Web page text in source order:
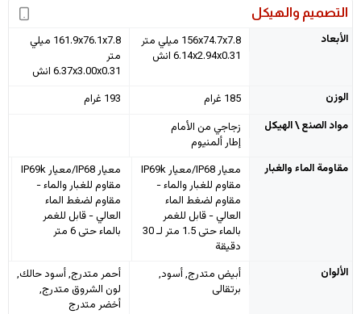
التصميم والهيكل
الأبعاد
156x74.7x7.8 ميلي متر
6.14x2.94x0.31 انش
161.9x76.1x7.8 ميلي
متر
6.37x3.00x0.31 انش
الوزن
185 غرام
193 غرام
مواد الصنع \ الهيكل
زجاجي من الأمام
إطار ألمنيوم
مقاومة الماء والغبار
معيار IP68/معيار IP69k
مقاوم للغبار والماء -
مقاوم لضغط الماء
العالي - قابل للغمر
بالماء حتى 1.5 متر لـ 30
دقيقة
معيار IP68/معيار IP69k
مقاوم للغبار والماء -
مقاوم لضغط الماء
العالي - قابل للغمر
بالماء حتى 6 متر
الألوان
أبيض متدرج, أسود,
برتقالى
أحمر متدرج, أسود حالك,
لون الشروق متدرج,
أخضر متدرج